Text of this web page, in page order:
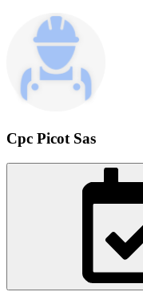
Cpc Picot Sas